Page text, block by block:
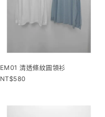
EM01 清透條紋圓領衫
580